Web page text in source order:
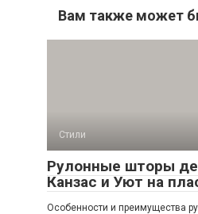
Вам также может
Стили
Рулонные шторы
Канзас и Уют на
Особенности и преимущества